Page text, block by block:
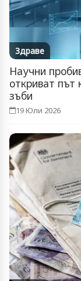
Здраве
Научни
откриват
зъби
19 Юли 2026